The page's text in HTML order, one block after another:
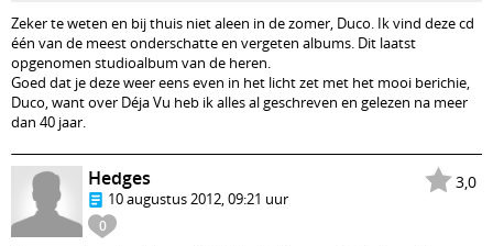
Zeker te weten en bij thuis niet aleen in de zomer, Duco. Ik vind deze cd
één van de meest onderschatte en vergeten albums. Dit laatst
opgenomen studioalbum van de heren.
Goed dat je deze weer eens even in het licht zet met het mooi berichie,
Duco, want over Déja Vu heb ik alles al geschreven en gelezen na meer
dan 40 jaar.
3,0
0
Hedges
10 augustus 2012, 09:21 uur